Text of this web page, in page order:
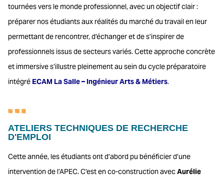
tournées vers le monde professionnel, avec un objectif clair :
préparer nos étudiants aux réalités du marché du travail en leur
permettant de rencontrer, d’échanger et de s’inspirer de
professionnels issus de secteurs variés. Cette approche concrète
et immersive s’illustre pleinement au sein du cycle préparatoire
intégré ECAM La Salle – Ingénieur Arts & Métiers.
ATELIERS TECHNIQUES DE RECHERCHE
D'EMPLOI
Cette année, les étudiants ont d’abord pu bénéficier d’une
intervention de l’APEC. C’est en co-construction avecAurélie